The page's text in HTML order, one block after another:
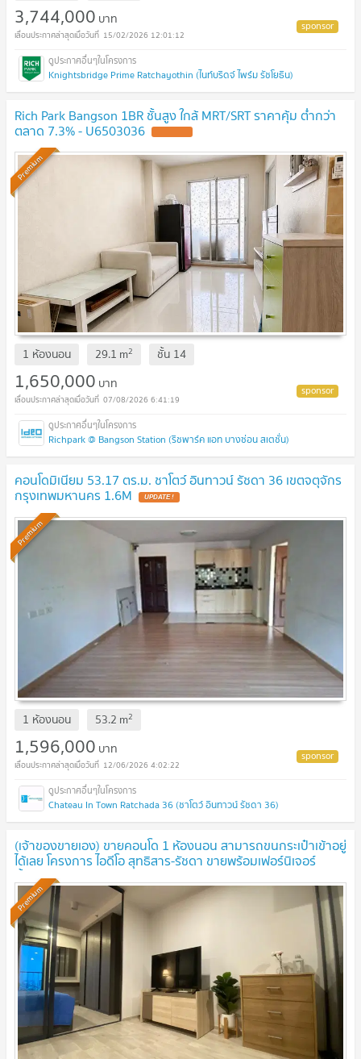
3,744,000 บาท
15/02/2026 12:01:12
Knightsbridge Prime Ratchayothin (ไนท์บริดจ์ ไพร์ม รัชโยธิน)
Rich Park Bangson 1BR ชั้นสูง ใกล้ MRT/SRT ราคาคุ้ม ต่ำกว่า
ตลาด 7.3% - U6503036
Premium
1 ห้องนอน 29.1 m2 ชั้น 14
1,650,000 บาท
07/08/2026 6:41:19
Richpark @ Bangson Station (ริชพาร์ค แอท บางซ่อน สเตชั่น)
คอนโดมิเนียม 53.17 ตร.ม. ชาโตว์ อินทาวน์ รัชดา 36 เขตจตุจักร
กรุงเทพมหานคร 1.6M
Premium
1 ห้องนอน 53.2 m2
1,596,000 บาท
12/06/2026 4:02:22
Chateau In Town Ratchada 36 (ชาโตว์ อินทาวน์ รัชดา 36)
(เจ้าของขายเอง) ขายคอนโด 1 ห้องนอน สามารถขนกระเป๋าเข้าอยู่
ได้เลย โครงการ ไอดีโอ สุทธิสาร-รัชดา ขายพร้อมเฟอร์นิเจอร์
ทั้งหมด สภาพห้องดีมาก
Premium